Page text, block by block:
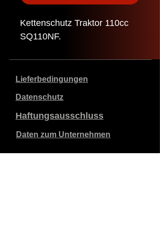
Kettenschutz Traktor 110cc
SQ110NF.
Lieferbedingungen
Datenschutz
Haftungsausschluss
Daten zum Unternehmen